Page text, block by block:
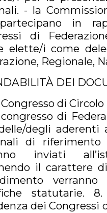
- la
in
di
elette/i come
Regionale,
DEI
Congresso di
di
degli aderenti
di riferimento
inviati
il carattere
statutarie.
dei Congressi